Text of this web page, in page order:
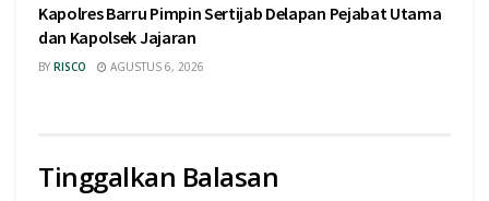
Kapolres Barru Pimpin Sertijab Delapan Pejabat Utama
dan Kapolsek Jajaran
BY RISCO AGUSTUS 6, 2026
Tinggalkan Balasan